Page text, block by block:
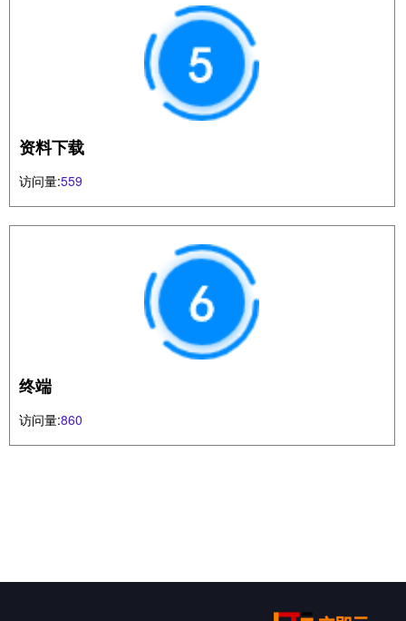
资料下载
访问量:559
终端
访问量:860